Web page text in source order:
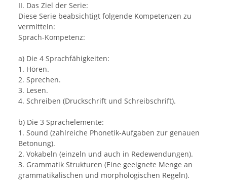
II. Das Ziel der Serie:
Diese Serie beabsichtigt folgende Kompetenzen zu
vermitteln:
Sprach-Kompetenz:
a) Die 4 Sprachfähigkeiten:
1. Hören.
2. Sprechen.
3. Lesen.
4. Schreiben (Druckschrift und Schreibschrift).
b) Die 3 Sprachelemente:
1. Sound (zahlreiche Phonetik-Aufgaben zur genauen
Betonung).
2. Vokabeln (einzeln und auch in Redewendungen).
3. Grammatik Strukturen (Eine geeignete Menge an
grammatikalischen und morphologischen Regeln).